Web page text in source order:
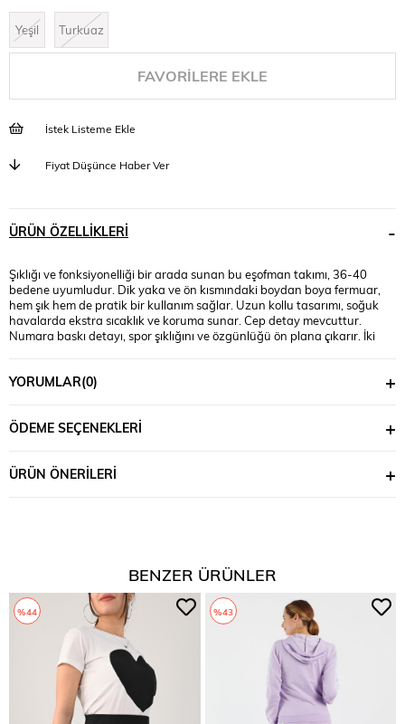
Yeşil Turkuaz
FAVORILERE EKLE
İstek Listeme Ekle
Fiyat Düşünce Haber Ver
ÜRÜN ÖZELLIKLERI
Şıklığı ve fonksiyonelliği bir arada sunan bu eşofman takımı, 36-40
bedene uyumludur. Dik yaka ve ön kısmındaki boydan boya fermuar,
hem şık hem de pratik bir kullanım sağlar. Uzun kollu tasarımı, soğuk
havalarda ekstra sıcaklık ve koruma sunar. Cep detay mevcuttur.
Numara baskı detayı, spor şıklığını ve özgünlüğü ön plana çıkarır. İki
olmaktadır.) Model Ölçüleri Boy: 1.75 Kilo: 55 Göğüs: 89 Bel: 64 Basen:
YORUMLAR(0)
ÖDEME SEÇENEKLERI
ÜRÜN ÖNERILERI
BENZER ÜRÜNLER
%44 %43